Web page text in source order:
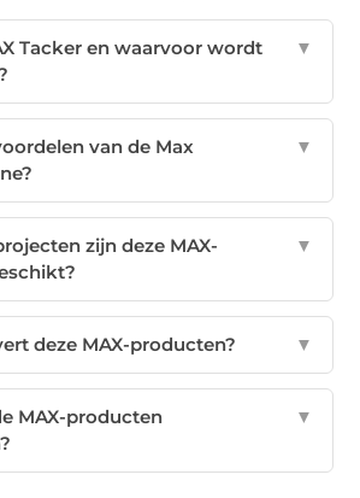
Tacker en waarvoor wordt
▼
van de Max
▼
zijn deze MAX-
▼
deze MAX-producten? ▼
MAX-producten
▼